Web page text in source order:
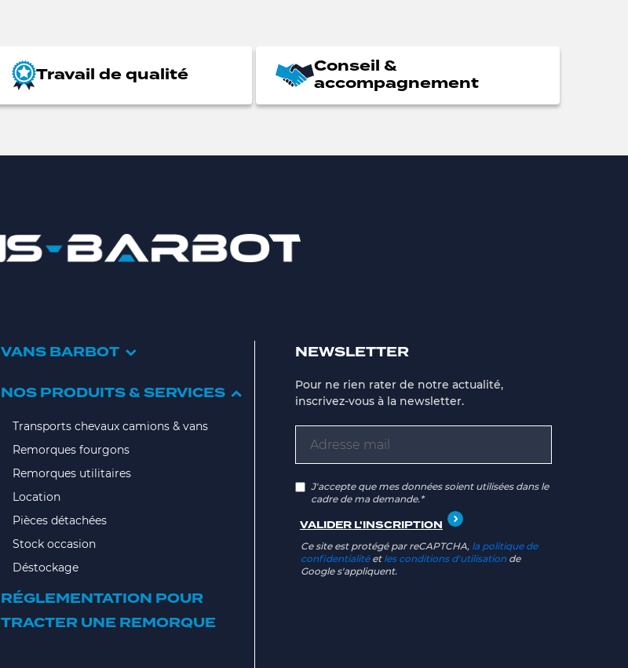
Travail de qualité Conseil &
accompagnement
VANS BARBOT
NOS PRODUITS & SERVICES
Transports chevaux camions & vans
Remorques fourgons
Remorques utilitaires
Location
Pièces détachées
Stock occasion
Déstockage
RÉGLEMENTATION POUR
TRACTER UNE REMORQUE
NEWSLETTER
Pour ne rien rater de notre actualité,
inscrivez-vous à la newsletter.
J'accepte que mes données soient utilisées dans le
cadre de ma demande.*
Ce site est protégé par reCAPTCHA, la politique de
confidentialitéet les conditions d'utilisationde
Google s'appliquent.